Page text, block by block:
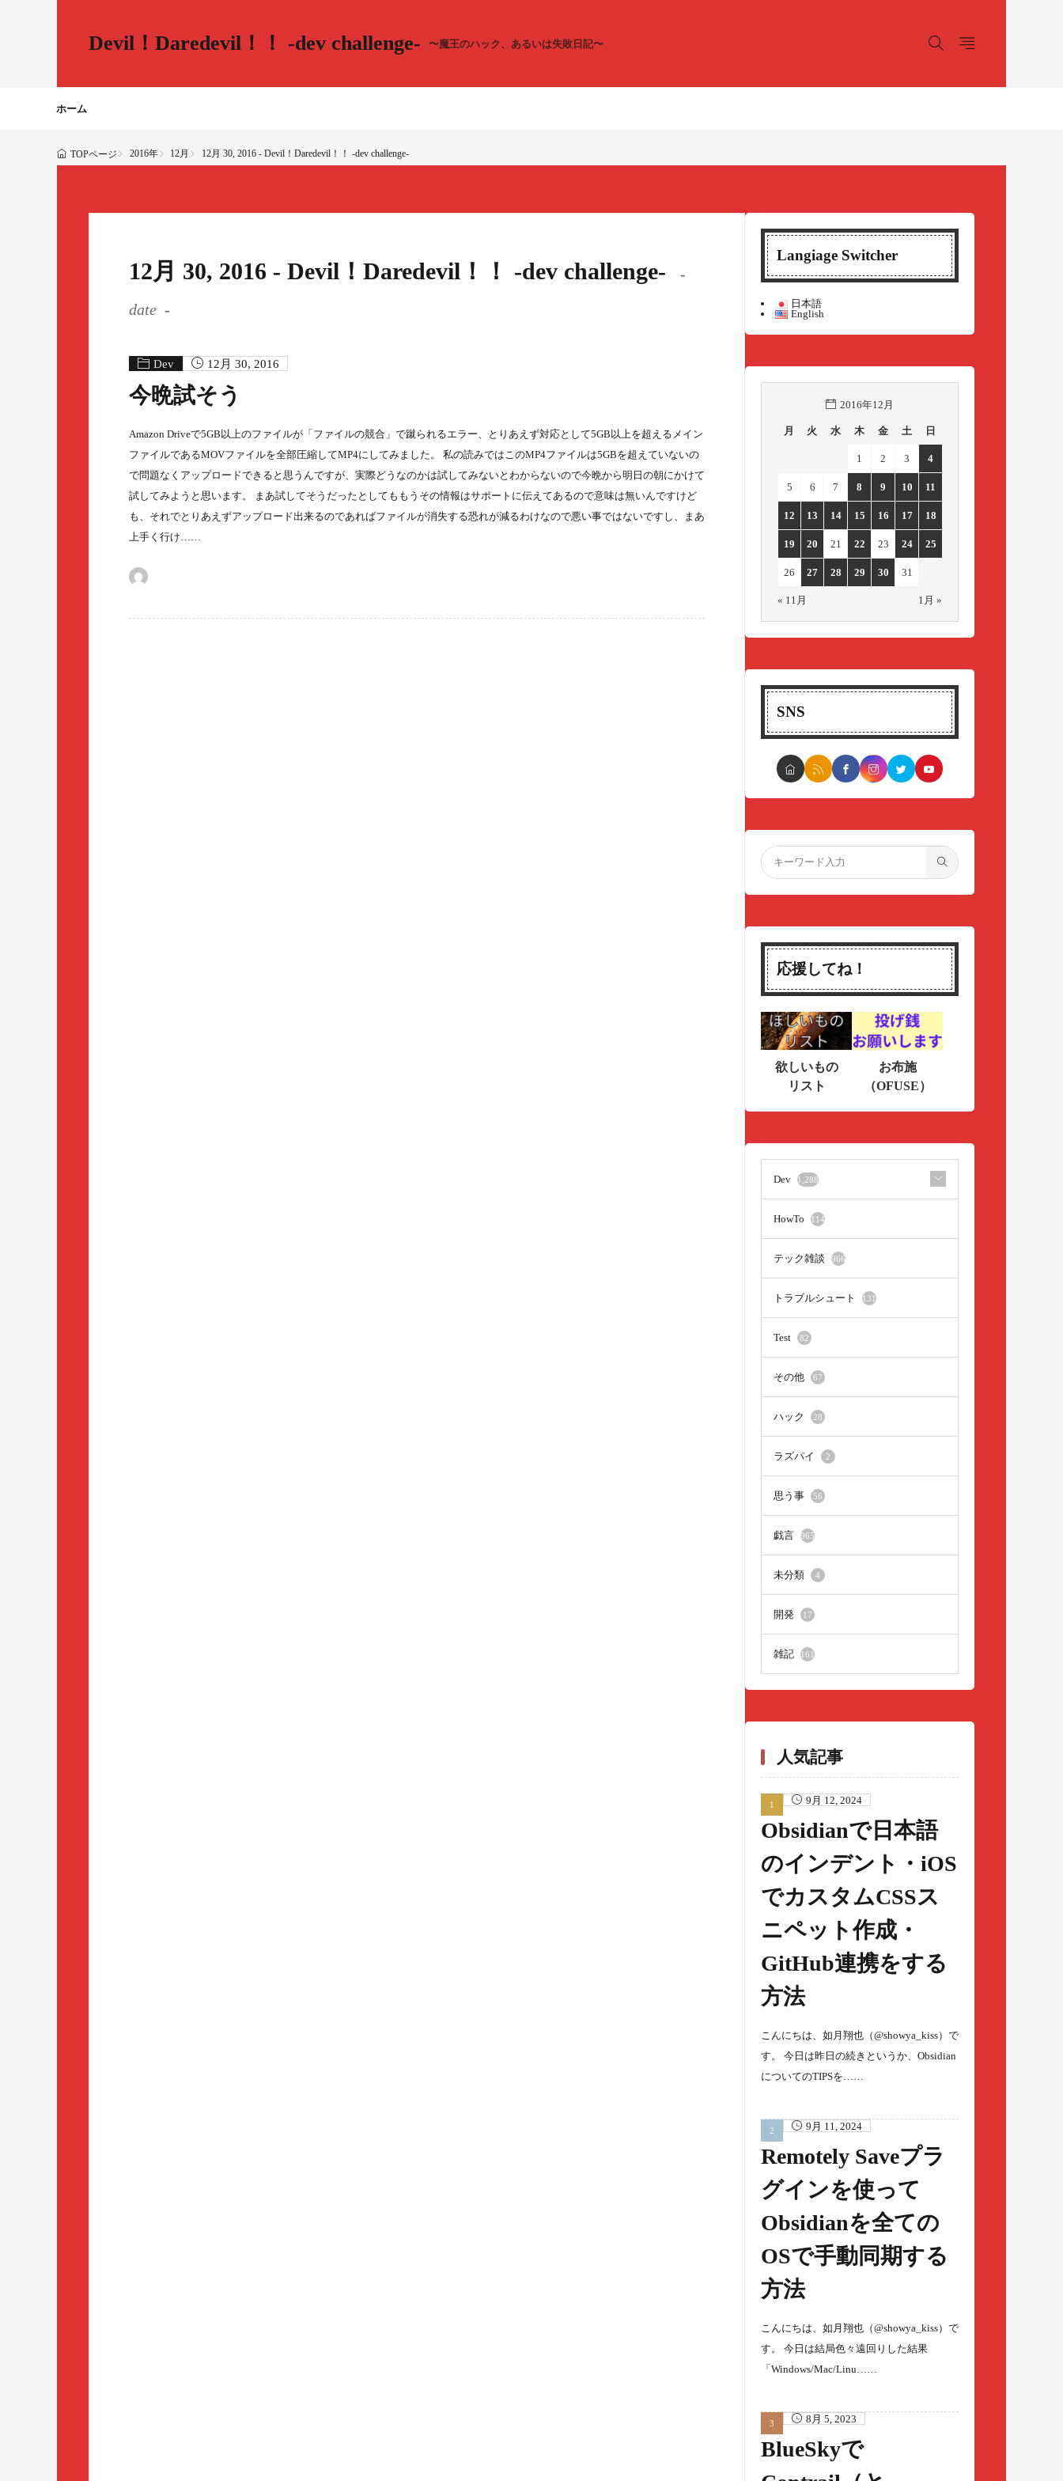
Devil！Daredevil！！ -dev challenge- 〜魔王のハック、あるいは失敗日記〜
ホーム
TOPページ 2016年 12月 12月 30, 2016 - Devil！Daredevil！！ -dev challenge-
12月 30, 2016 - Devil！Daredevil！！ -dev challenge-
date
Dev 12月 30, 2016
今晩試そう
Amazon Driveで5GB以上のファイルが「ファイルの競合」で蹴られるエラー、とりあえず対応として5GB以上を超えるメイン
ファイルであるMOVファイルを全部圧縮してMP4にしてみました。 私の読みではこのMP4ファイルは5GBを超えていないの
で問題なくアップロードできると思うんですが、実際どうなのかは試してみないとわからないので今晩から明日の朝にかけて
試してみようと思います。 まあ試してそうだったとしてももうその情報はサポートに伝えてあるので意味は無いんですけど
も、それでとりあえずアップロード出来るのであればファイルが消失する恐れが減るわけなので悪い事ではないですし、まあ
上手く行け……
Langiage Switcher
日本語
English
2016年12月
月 火 水 木 金 土 日
1 2 3 4
5 6 7 8 9 10 11
12 13 14 15 16 17 18
19 20 21 22 23 24 25
26 27 28 29 30 31
« 11月 1月 »
SNS
応援してね！
欲しいもの
リスト
お布施
（OFUSE）
Dev 1,288
HowTo 114
テック雑談 966
トラブルシュート 131
Test 82
その他 67
ハック 28
ラズパイ 2
思う事 56
戯言 965
未分類 4
開発 17
雑記 161
人気記事
9月 12, 2024
Obsidianで日本語
のインデント・iOS
でカスタムCSSス
ニペット作成・
GitHub連携をする
方法
こんにちは、如月翔也（@showya_kiss）で
す。 今日は昨日の続きというか、Obsidian
についてのTIPSを……
9月 11, 2024
Remotely Saveプラ
グインを使って
Obsidianを全ての
OSで手動同期する
方法
こんにちは、如月翔也（@showya_kiss）で
す。 今日は結局色々遠回りした結果
「Windows/Mac/Linu……
8月 5, 2023
BlueSkyで